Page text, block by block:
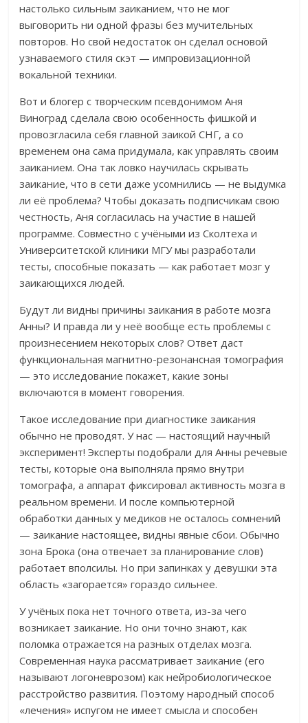
настолько сильным заиканием, что не мог
выговорить ни одной фразы без мучительных
повторов. Но свой недостаток он сделал основой
узнаваемого стиля скэт — импровизационной
вокальной техники.
Вот и блогер с творческим псевдонимом Аня
Виноград сделала свою особенность фишкой и
провозгласила себя главной заикой СНГ, а со
временем она сама придумала, как управлять своим
заиканием.Она так ловко научилась скрывать
заикание, что в сети даже усомнились — не выдумка
ли её проблема? Чтобы доказать подписчикам свою
честность, Аня согласилась на участие в нашей
программе. Совместно с учёными из Сколтеха и
Университетской клиники МГУ мы разработали
тесты, способные показать — как работает мозг у
заикающихся людей.
Будут ли видны причины заикания в работе мозга
Анны? И правда ли у неё вообще есть проблемы с
произнесением некоторых слов? Ответ даст
функциональная магнитно-резонансная томография
— это исследование покажет, какие зоны
включаются в момент говорения.
Такое исследование при диагностике заикания
обычно не проводят. У нас — настоящий научный
эксперимент!Эксперты подобрали для Анны речевые
тесты, которые она выполняла прямо внутри
томографа, а аппарат фиксировал активность мозга в
реальном времени. И после компьютерной
обработки данных у медиков не осталось сомнений
— заикание настоящее, видны явные сбои.Обычно
зона Брока (она отвечает за планирование слов)
работает вполсилы. Но при запинках у девушки эта
область «загорается» гораздо сильнее.
У учёных пока нет точного ответа, из-за чего
возникает заикание. Но они точно знают, как
поломка отражается на разных отделах мозга.
Современная наука рассматривает заикание (его
называют логоневрозом) как нейробиологическое
расстройство развития. Поэтому народный способ
«лечения» испугом не имеет смысла и способен